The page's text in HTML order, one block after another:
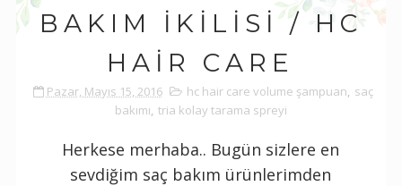
BAKIM İKILISI / HC
HAIR CARE
Pazar, Mayıs 15, 2016 hc hair care volume şampuan, saç
bakımı, tria kolay tarama spreyi
Herkese merhaba.. Bugün sizlere en
sevdiğim saç bakım ürünlerimden